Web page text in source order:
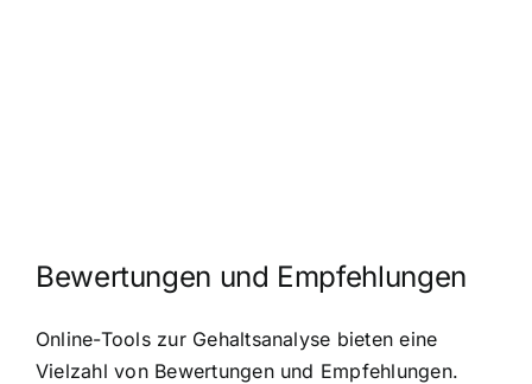
Bewertungen und Empfehlungen
Online-Tools zur Gehaltsanalyse bieten eine
Vielzahl von Bewertungen und Empfehlungen.